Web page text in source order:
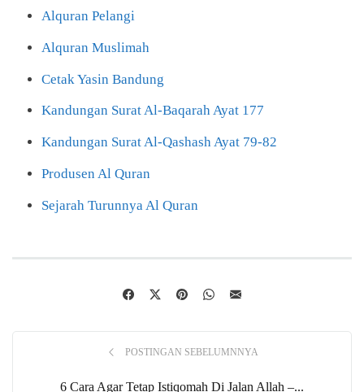
Alquran Pelangi
Alquran Muslimah
Cetak Yasin Bandung
Kandungan Surat Al-Baqarah Ayat 177
Kandungan Surat Al-Qashash Ayat 79-82
Produsen Al Quran
Sejarah Turunnya Al Quran
POSTINGAN SEBELUMNNYA
6 Cara Agar Tetap Istiqomah Di Jalan Allah –...